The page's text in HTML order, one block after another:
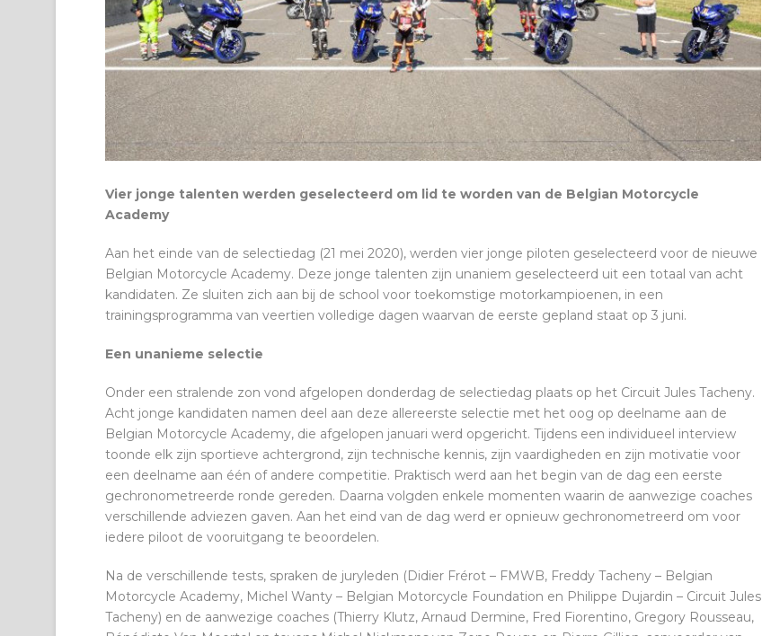
Vier jonge talenten werden geselecteerd om lid te worden van de Belgian Motorcycle
Academy
Aan het einde van de selectiedag (21 mei 2020), werden vier jonge piloten geselecteerd voor de nieuwe
Belgian Motorcycle Academy. Deze jonge talenten zijn unaniem geselecteerd uit een totaal van acht
kandidaten. Ze sluiten zich aan bij de school voor toekomstige motorkampioenen, in een
trainingsprogramma van veertien volledige dagen waarvan de eerste gepland staat op 3 juni.
Een unanieme selectie
Onder een stralende zon vond afgelopen donderdag de selectiedag plaats op het Circuit Jules Tacheny.
Acht jonge kandidaten namen deel aan deze allereerste selectie met het oog op deelname aan de
Belgian Motorcycle Academy, die afgelopen januari werd opgericht. Tijdens een individueel interview
toonde elk zijn sportieve achtergrond, zijn technische kennis, zijn vaardigheden en zijn motivatie voor
een deelname aan één of andere competitie. Praktisch werd aan het begin van de dag een eerste
gechronometreerde ronde gereden. Daarna volgden enkele momenten waarin de aanwezige coaches
verschillende adviezen gaven. Aan het eind van de dag werd er opnieuw gechronometreerd om voor
iedere piloot de vooruitgang te beoordelen.
Na de verschillende tests, spraken de juryleden (Didier Frérot – FMWB, Freddy Tacheny – Belgian
Motorcycle Academy, Michel Wanty – Belgian Motorcycle Foundation en Philippe Dujardin – Circuit Jules
Tacheny) en de aanwezige coaches (Thierry Klutz, Arnaud Dermine, Fred Fiorentino, Gregory Rousseau,